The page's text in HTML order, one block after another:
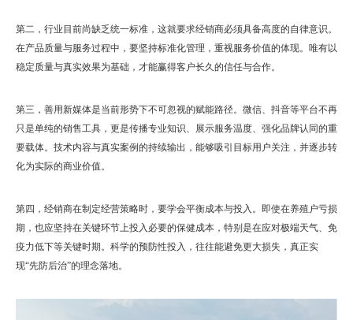
第二，行业目前尚缺乏统一标准，这就要求经销商必须具备高度的自律意识。
在产品质量与服务过程中，要坚持标准化管理，重视服务价值的体现。唯有以
稳定质量与真实效果为基础，才能赢得客户长久的信任与合作。
第三，善用新媒体是当前形势下不可忽视的赋能路径。微信、抖音等平台不再
只是单纯的销售工具，更是传播专业知识、展示服务温度、强化品牌认同的重
要载体。技术内容与真实案例的持续输出，能够吸引目标用户关注，并逐步转
化为实际的商业价值。
第四，经销商在制定经营策略时，要学会平衡成本与投入。即使在养殖户亏损
期，也应坚持在关键环节上投入必要的保健成本，特别是在应对极端天气、免
疫力低下等关键时期。科学的预防性投入，往往能避免更大损失，真正实
现“先防后治”的理念落地。